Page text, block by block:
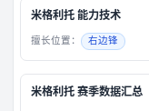
米格利托能力技术
擅长位置： 右边锋
米格利托赛季数据汇总